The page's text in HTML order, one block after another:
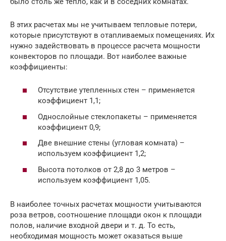
В этих расчетах мы не учитываем тепловые потери,
которые присутствуют в отапливаемых помещениях. Их
нужно задействовать в процессе расчета мощности
конвекторов по площади. Вот наиболее важные
коэффициенты:
Отсутствие утепленных стен – применяется
коэффициент 1,1;
Однослойные стеклопакеты – применяется
коэффициент 0,9;
Две внешние стены (угловая комната) –
используем коэффициент 1,2;
Высота потолков от 2,8 до 3 метров –
используем коэффициент 1,05.
В наиболее точных расчетах мощности учитываются
роза ветров, соотношение площади окон к площади
полов, наличие входной двери и т. д. То есть,
необходимая мощность может оказаться выше